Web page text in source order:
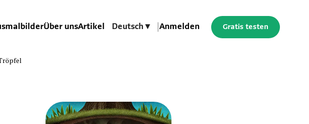
Über unsArtikel Deutsch ▾ Anmelden Gratis testen